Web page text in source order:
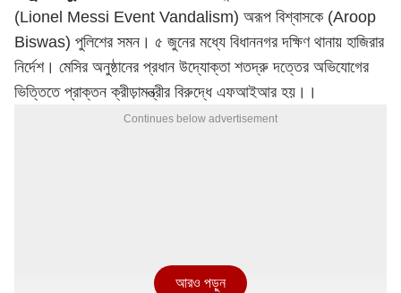
(Lionel Messi Event Vandalism) অরূপ বিশ্বাসকে (Aroop
Biswas) পুলিশের সমন। ৫ জুনের মধ্যে বিধাননগর দক্ষিণ থানায় হাজিরার
নির্দেশ। মেসির অনুষ্ঠানের প্রধান উদ্যোক্তা শতদ্রু দত্তের অভিযোগের
ভিত্তিতে প্রাক্তন ক্রীড়ামন্ত্রীর বিরুদ্ধে এফআইআর হয়।।
Continues below advertisement
আরও পড়ুন